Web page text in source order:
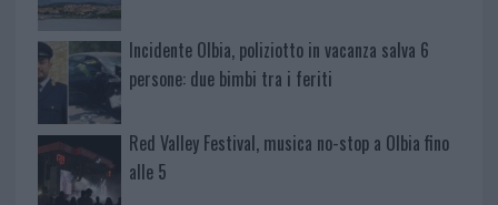
Incidente Olbia, poliziotto in vacanza salva 6
persone: due bimbi tra i feriti
Red Valley Festival, musica no-stop a Olbia fino
alle 5